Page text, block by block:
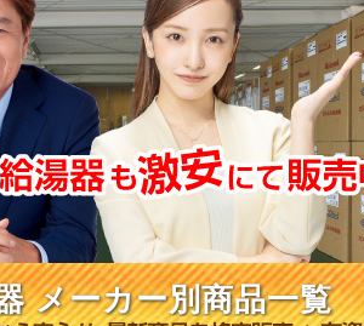
メーカー別商品一覧